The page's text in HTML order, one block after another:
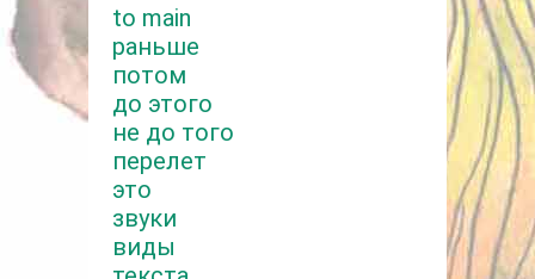
to main
раньше
потом
до этого
не до того
перелет
это
звуки
виды